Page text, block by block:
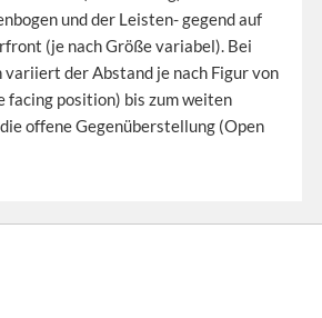
und der Leisten- gegend auf
(je nach Größe variabel). Bei
variiert der Abstand je nach Figur von
facing position) bis zum weiten
offene Gegenüberstellung (Open